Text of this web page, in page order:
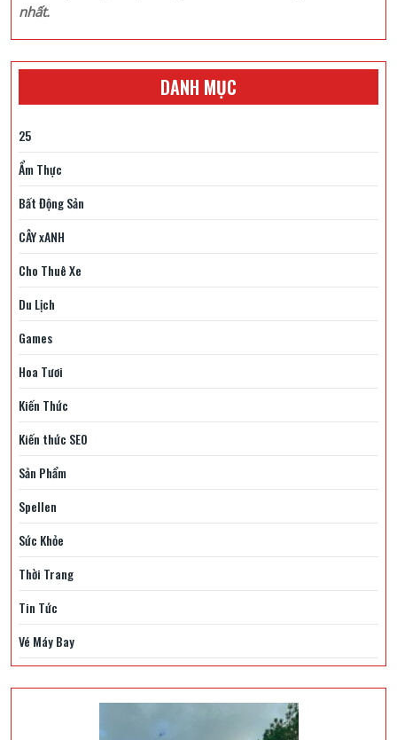
nhất.
DANH MỤC
25
Ẩm Thực
Bất Động Sản
CÂY xANH
Cho Thuê Xe
Du Lịch
Games
Hoa Tươi
Kiến Thức
Kiến thức SEO
Sản Phẩm
Spellen
Sức Khỏe
Thời Trang
Tin Tức
Vé Máy Bay